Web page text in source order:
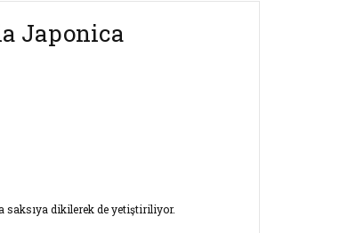
Japonica
saksıya dikilerek de yetiştiriliyor.